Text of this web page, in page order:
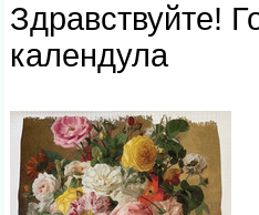
Здравствуйте!
календула